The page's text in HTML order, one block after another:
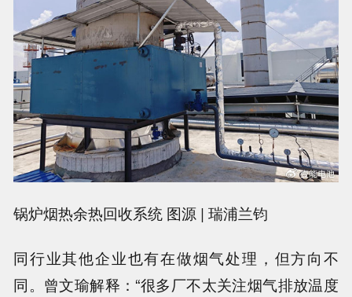
锅炉烟热余热回收系统 图源 | 瑞浦兰钧
同行业其他企业也有在做烟气处理，但方向不
同。曾文瑜解释：“很多厂不太关注烟气排放温度